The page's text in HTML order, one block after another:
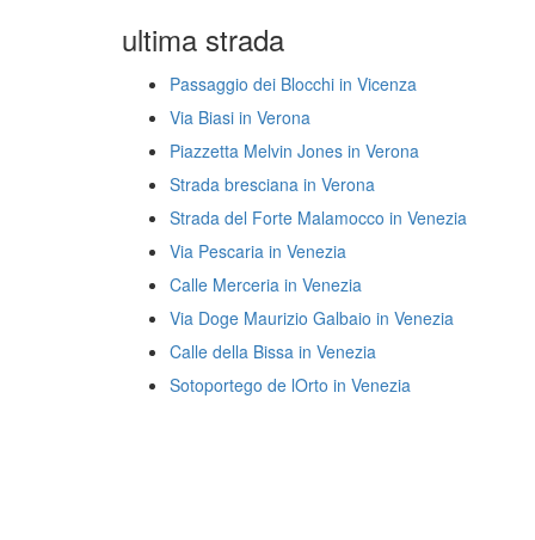
ultima strada
Passaggio dei Blocchi in Vicenza
Via Biasi in Verona
Piazzetta Melvin Jones in Verona
Strada bresciana in Verona
Strada del Forte Malamocco in Venezia
Via Pescaria in Venezia
Calle Merceria in Venezia
Via Doge Maurizio Galbaio in Venezia
Calle della Bissa in Venezia
Sotoportego de lOrto in Venezia